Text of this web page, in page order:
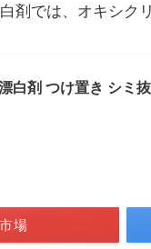
剤では、オキシク
白剤 つけ置き シミ
場